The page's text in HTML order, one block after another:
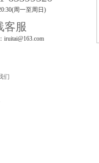
周一至周日)
客服
iruitai@163.com
们